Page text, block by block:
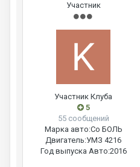
Участник
Участник Клуба
5
55 сообщений
Марка авто:Со БОЛЬ
Двигатель:УМЗ 4216
Год выпуска Авто:2016